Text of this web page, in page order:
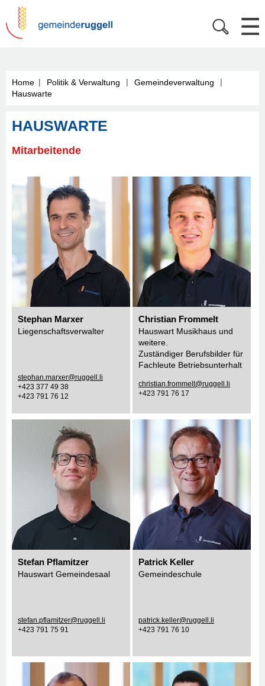
Home | Politik & Verwaltung | Gemeindeverwaltung
|
Hauswarte
HAUSWARTE
Mitarbeitende
Stephan Marxer
Liegenschaftsverwalter
stephan.marxer@ruggell.li
+423 377 49 38
+423 791 76 12
Christian Frommelt
Hauswart Musikhaus und
weitere.
Zuständiger Berufsbilder für
Fachleute Betriebsunterhalt
christian.frommelt@ruggell.li
+423 791 76 17
Stefan Pflamitzer
Hauswart Gemeindesaal
stefan.pflamitzer@ruggell.li
+423 791 75 91
Patrick Keller
Gemeindeschule
patrick.keller@ruggell.li
+423 791 76 10